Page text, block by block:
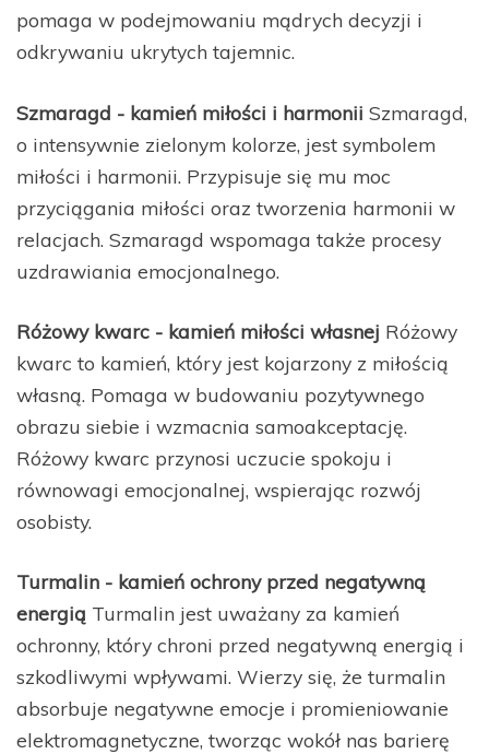
pomaga w podejmowaniu mądrych decyzji i
odkrywaniu ukrytych tajemnic.
Szmaragd - kamień miłości i harmonii Szmaragd,
o intensywnie zielonym kolorze, jest symbolem
miłości i harmonii. Przypisuje się mu moc
przyciągania miłości oraz tworzenia harmonii w
relacjach. Szmaragd wspomaga także procesy
uzdrawiania emocjonalnego.
Różowy kwarc - kamień miłości własnej Różowy
kwarc to kamień, który jest kojarzony z miłością
własną. Pomaga w budowaniu pozytywnego
obrazu siebie i wzmacnia samoakceptację.
Różowy kwarc przynosi uczucie spokoju i
równowagi emocjonalnej, wspierając rozwój
osobisty.
Turmalin - kamień ochrony przed negatywną
energią Turmalin jest uważany za kamień
ochronny, który chroni przed negatywną energią i
szkodliwymi wpływami. Wierzy się, że turmalin
absorbuje negatywne emocje i promieniowanie
elektromagnetyczne, tworząc wokół nas barierę